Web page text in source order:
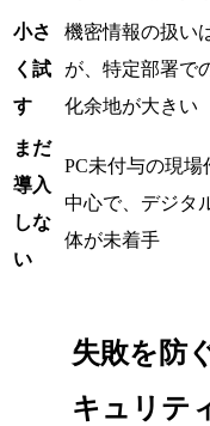
小さ
く試
す
機密情報の扱い
が、特定部署で
化余地が大きい
まだ
導入
しな
い
PC未付与の現場
中心で、デジタ
体が未着手
失敗を防
キュリテ